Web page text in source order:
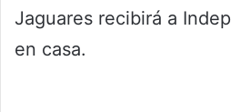
Jaguares recibirá a
en casa.